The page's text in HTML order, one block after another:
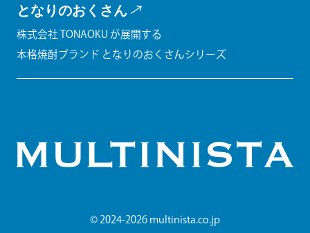
となりのおくさん
株式会社 TONAOKU が展開する
本格焼酎ブランド となりのおくさんシリーズ
© 2024-2026 multinista.co.jp